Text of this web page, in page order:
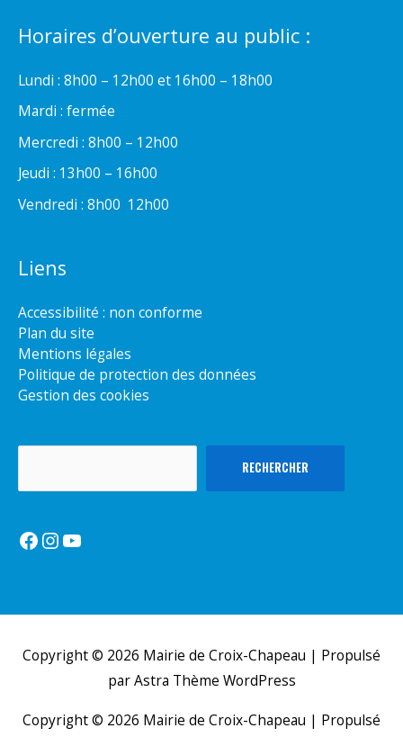
Horaires d’ouverture au public :
Lundi : 8h00 – 12h00 et 16h00 – 18h00
Mardi : fermée
Mercredi : 8h00 – 12h00
Jeudi : 13h00 – 16h00
Vendredi : 8h00  12h00
Liens
Accessibilité : non conforme
Plan du site
Mentions légales
Politique de protection des données
Gestion des cookies
RECHERCHER
Facebook
Instagram
YouTube
Copyright © 2026 Mairie de Croix-Chapeau | Propulsé
parAstra Thème WordPress
Copyright © 2026 Mairie de Croix-Chapeau | Propulsé